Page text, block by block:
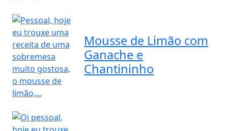
Mousse de Limão com
Ganache e
Chantininho